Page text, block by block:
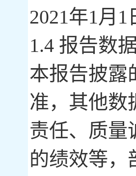
2021年1月 1
1.4 报告数
本报告披露
准，其他数
责任、质量
的绩效等，